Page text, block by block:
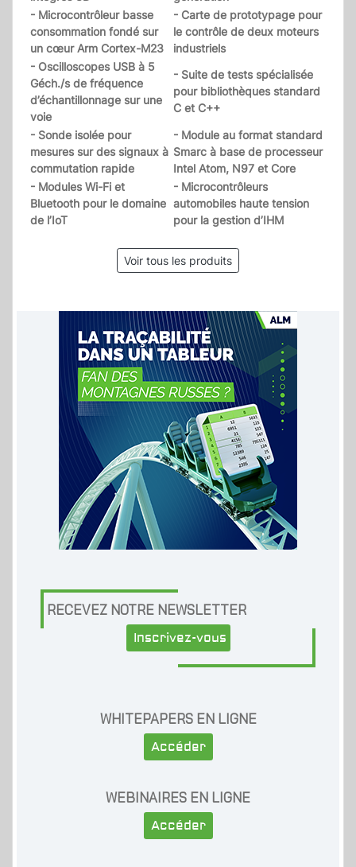
- Microcontrôleur basse
consommation fondé sur
un cœur Arm Cortex-M23
- Carte de prototypage pour
le contrôle de deux moteurs
industriels
- Oscilloscopes USB à 5
Géch./s de fréquence
d’échantillonnage sur une
voie
- Suite de tests spécialisée
pour bibliothèques standard
C et C++
- Sonde isolée pour
mesures sur des signaux à
commutation rapide
- Module au format standard
Smarc à base de processeur
Intel Atom, N97 et Core
- Modules Wi-Fi et
Bluetooth pour le domaine
de l’IoT
- Microcontrôleurs
automobiles haute tension
pour la gestion d’IHM
Voir tous les produits
RECEVEZ NOTRE NEWSLETTER
Inscrivez-vous
WHITEPAPERS EN LIGNE
Accéder
WEBINAIRES EN LIGNE
Accéder